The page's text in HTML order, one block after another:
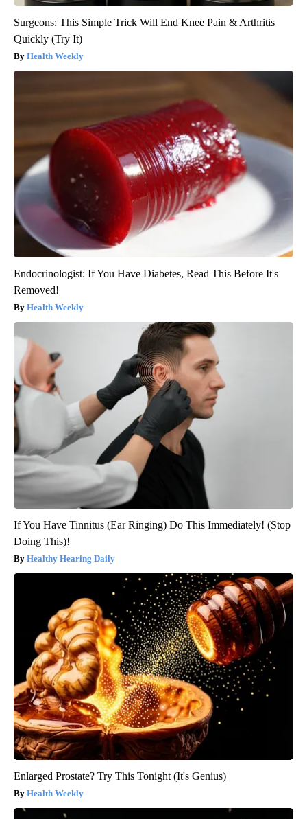
Surgeons: This Simple Trick Will End Knee Pain & Arthritis
Quickly (Try It)
Health Weekly
Endocrinologist: If You Have Diabetes, Read This Before It's
Removed!
Health Weekly
If You Have Tinnitus (Ear Ringing) Do This Immediately! (Stop
Doing This)!
Healthy Hearing Daily
Enlarged Prostate? Try This Tonight (It's Genius)
Health Weekly